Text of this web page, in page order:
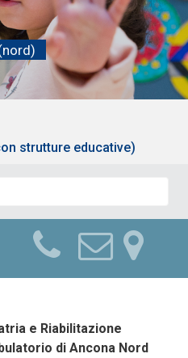
strutture educative)
e Riabilitazione
di Ancona Nord